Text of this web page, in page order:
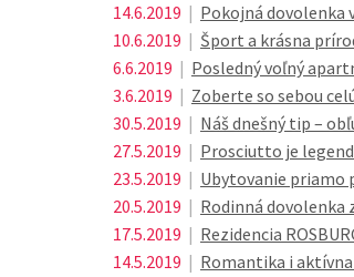
14.6.2019 | Pokojná dovolenka
10.6.2019 | Šport a krásna
6.6.2019 | Posledný voľný
3.6.2019 | Zoberte so sebou
30.5.2019 | Náš dnešný tip –
27.5.2019 | Prosciutto je
23.5.2019 | Ubytovanie priamo
20.5.2019 | Rodinná dovolenka
17.5.2019 | Rezidencia
14.5.2019 | Romantika i aktívna